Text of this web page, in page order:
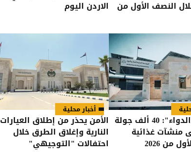
النصف الأول من الاردن اليوم
"الغذاء والدواء": 40 ألف جولة
منشآت غذائية
من 2026
أخبار محلية
الأمن يحذر من إطلاق العيارات
النارية وإغلاق الطرق خلال
احتفالات "التوجيهي"